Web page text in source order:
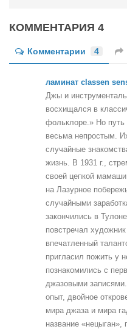
КОММЕНТАРИЯ 4
Комментарии 4
ламинат classen
Джы и
восхищался в
фольклоре.» Но
весьма непростым.
случайные
жизнь. В 1931 г.,
своей цепкой
на Лазурное
случайными
закончились в
повстречал
впечатленный
пригласил пожить у
познакомились с
джазовыми
опыт, двойное
мира джаза и мира
название «нецыган»,